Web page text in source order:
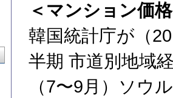
＜マンション価
韓国統計庁が（
半期 市道別地域
（7〜9月）ソウ